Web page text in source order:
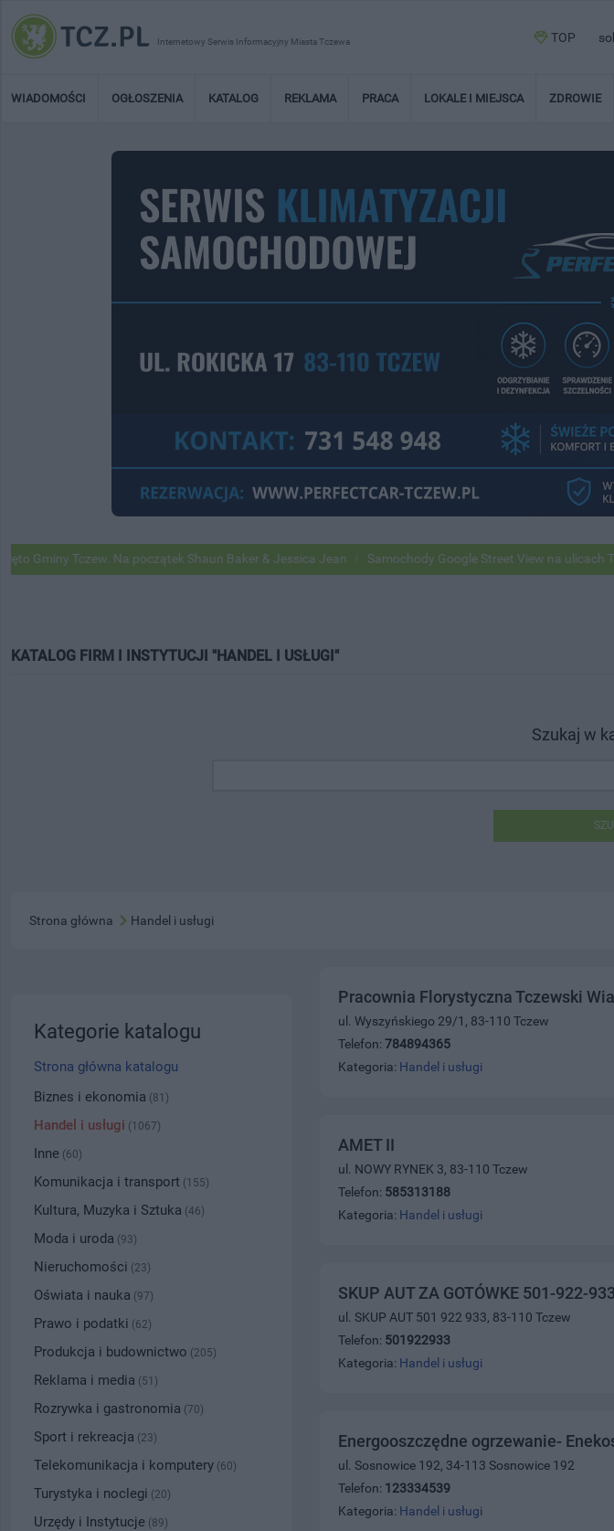
Internetowy Serwis Informacyjny Miasta Tczewa TOP
WIADOMOŚCI OGŁOSZENIA KATALOG REKLAMA PRACA LOKALE I MIEJSCA ZDROWIE
Tczew. Na początek Shaun Baker & Jessica Jean Samochody Google Street View na ulicach Tczewa.
KATALOG FIRM I INSTYTUCJI "HANDEL I USŁUGI"
Szukaj w
Strona główna Handel i usługi
Pracownia Florystyczna Tczewski
ul. Wyszyńskiego 29/1, 83-110 Tczew
Telefon: 784894365
Kategoria: Handel i usługi
AMET II
ul. NOWY RYNEK 3, 83-110 Tczew
Telefon: 585313188
Kategoria: Handel i usługi
SKUP AUT ZA GOTÓWKE 501-922-933
ul. SKUP AUT 501 922 933, 83-110 Tczew
Telefon: 501922933
Kategoria: Handel i usługi
Energooszczędne ogrzewanie-
ul. Sosnowice 192, 34-113 Sosnowice 192
Telefon: 123334539
Kategoria: Handel i usługi
Kategorie katalogu
Strona główna katalogu
Biznes i ekonomia (81)
Handel i usługi (1067)
Inne (60)
Komunikacja i transport (155)
Kultura, Muzyka i Sztuka (46)
Moda i uroda (93)
Nieruchomości (23)
Oświata i nauka (97)
Prawo i podatki (62)
Produkcja i budownictwo (205)
Reklama i media (51)
Rozrywka i gastronomia (70)
Sport i rekreacja (23)
Telekomunikacja i komputery (60)
Turystyka i noclegi (20)
Urzędy i Instytucje (89)